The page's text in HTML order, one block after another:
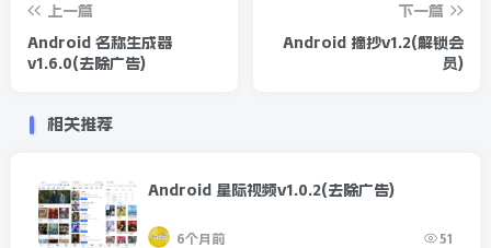
上一篇
Android 名称生成器
v1.6.0(去除广告)
下一篇
Android 摘抄v1.2(解锁会
员)
相关推荐
Android 星际视频v1.0.2(去除广告)
6个月前 51